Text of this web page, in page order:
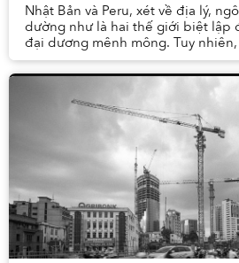
Nhật Bản và Peru, xét về địa lý,
dường như là hai thế giới biệt lập
đại dương mênh mông. Tuy
khác biệt ấy là một mối “duyên